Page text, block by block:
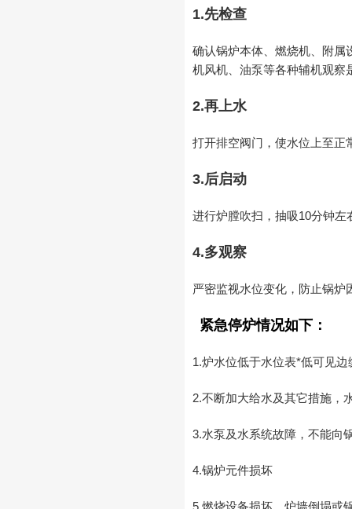
1.先检查
确认锅炉本体、燃烧机、附属
机风机、油泵等各种辅机观察
2.再上水
打开排空阀门，使水位上至正
3.后启动
进行炉膛吹扫，抽吸10分钟
4.多观察
严密监视水位变化，防止锅炉
紧急停炉情况如下：
1.炉水位低于水位表*低可见边
2.不断加大给水及其它措施，
3.水泵及水系统故障，不能向
4.锅炉元件损坏
5.燃烧设备损坏，炉墙倒塌或